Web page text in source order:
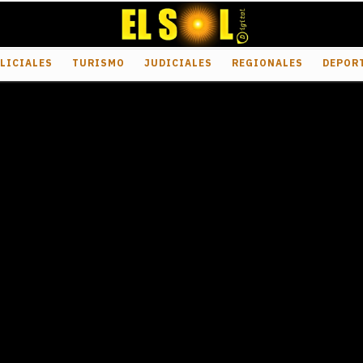
TURISMO JUDICIALES REGIONALES